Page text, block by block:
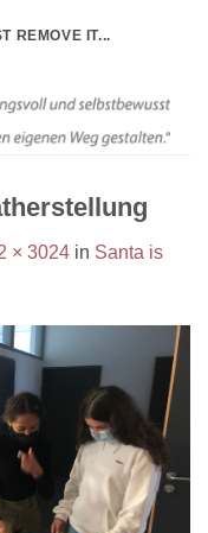
REMOVE IT...
× 3024 in Santa is